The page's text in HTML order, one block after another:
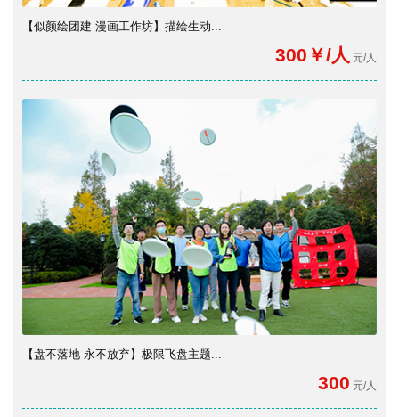
【似颜绘团建 漫画工作坊】描绘生动...
300￥/人 元/人
【盘不落地 永不放弃】极限飞盘主题...
300 元/人